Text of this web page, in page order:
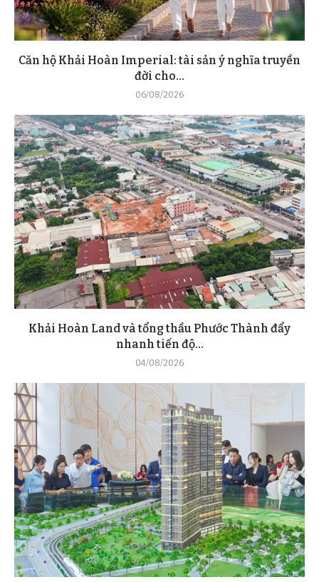
Căn hộ Khải Hoàn Imperial: tài sản ý nghĩa truyền
đời cho...
06/08/2026
Khải Hoàn Land và tổng thầu Phước Thành đẩy
nhanh tiến độ...
04/08/2026